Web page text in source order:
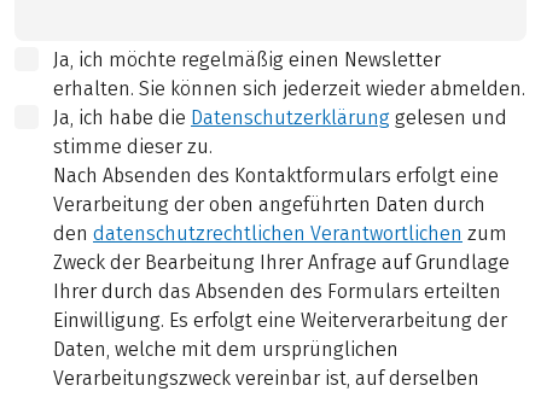
Ja, ich möchte regelmäßig einen Newsletter
erhalten. Sie können sich jederzeit wieder abmelden.
Ja, ich habe die Datenschutzerklärung gelesen und
stimme dieser zu.
Nach Absenden des Kontaktformulars erfolgt eine
Verarbeitung der oben angeführten Daten durch
den datenschutzrechtlichen Verantwortlichen zum
Zweck der Bearbeitung Ihrer Anfrage auf Grundlage
Ihrer durch das Absenden des Formulars erteilten
Einwilligung. Es erfolgt eine Weiterverarbeitung der
Daten, welche mit dem ursprünglichen
Verarbeitungszweck vereinbar ist, auf derselben